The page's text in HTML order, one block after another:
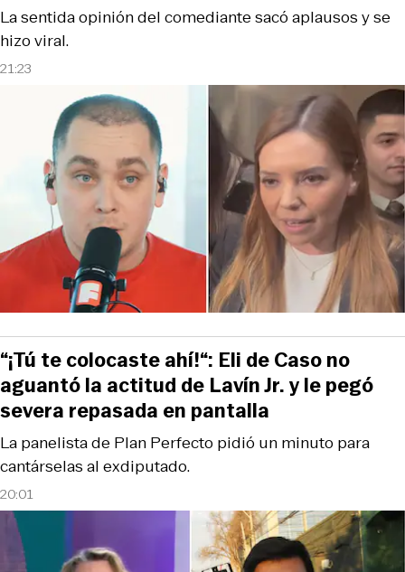
21:23
La sentida opinión del comediante sacó aplausos y se
hizo viral.
20:01
La panelista de Plan Perfecto pidió un minuto para
cantárselas al exdiputado.
“¡Tú te colocaste ahí!“: Eli de Caso no
aguantó la actitud de Lavín Jr. y le pegó
severa repasada en pantalla